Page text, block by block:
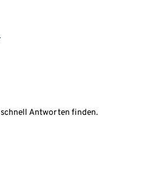
Antworten finden.